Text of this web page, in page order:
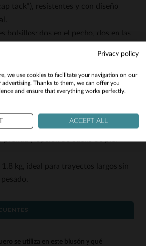
tack*), resistentes y con diseño
bolsillos: dos en el pecho, dos en las
botón a presión) y una pequeña para
fit* que se ajusta al cuerpo sin
prácticos: cordón en el cuello para
1,8 kg, ideal para trayectos largos sin
se utiliza en este blusón y qué
to be redirected to our English site?
No
Yes
Privacy policy
we use cookies to facilitate your navigation on our
advertising. Thanks to them, we can offer you
and ensure that everything works perfectly.
ACCEPT ALL